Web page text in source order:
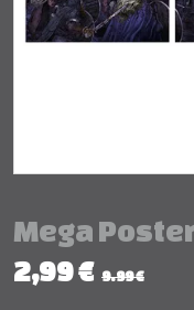
Mega
2,99 € 9.99 €